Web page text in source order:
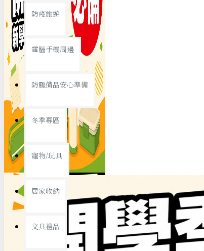
39元專區
節慶熱賣
春節/新年
防疫旅遊
電腦手機周邊
防颱備品安心準備
冬季專區
寵物/玩具
居家收納
文具禮品